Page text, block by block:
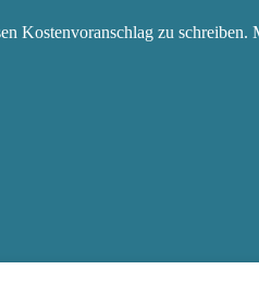
Kostenvoranschlag zu